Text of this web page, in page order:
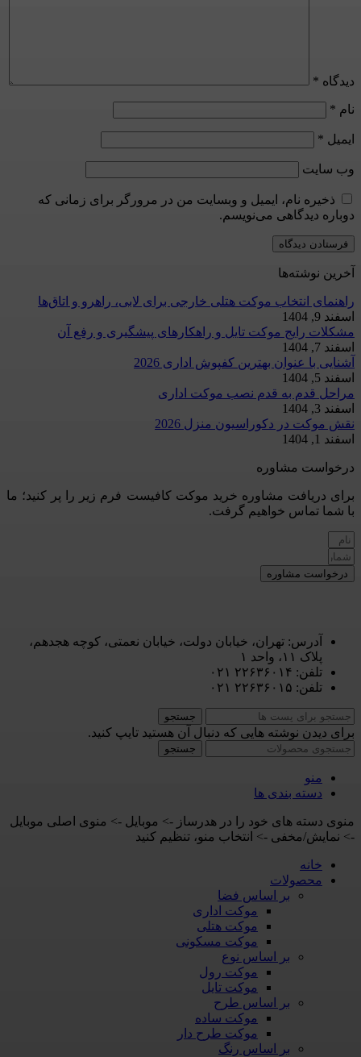
دیدگاه *
نام *
ایمیل *
وب‌ سایت
ذخیره نام، ایمیل و وبسایت من در مرورگر برای زمانی که
دوباره دیدگاهی می‌نویسم.
آخرین نوشته‌ها
راهنمای انتخاب موکت هتلی خارجی برای لابی، راهرو و اتاق‌ها
اسفند 9, 1404
مشکلات رایج موکت تایل و راهکارهای پیشگیری و رفع آن
اسفند 7, 1404
آشنایی با عنوان بهترین کفپوش اداری 2026
اسفند 5, 1404
مراحل قدم به قدم نصب موکت اداری
اسفند 3, 1404
نقش موکت در دکوراسیون منزل 2026
اسفند 1, 1404
درخواست مشاوره
برای دریافت مشاوره خرید موکت کافیست فرم زیر را پر کنید؛ ما
با شما تماس خواهیم گرفت.
درخواست مشاوره
آدرس: تهران، خیابان دولت، خیابان نعمتی، کوچه هجدهم،
پلاک ۱۱، واحد ۱
تلفن: ۲۲۶۳۶۰۱۴ ۰۲۱
تلفن: ۲۲۶۳۶۰۱۵ ۰۲۱
جستجو
برای دیدن نوشته هایی که دنبال آن هستید تایپ کنید.
جستجو
منو
دسته بندی ها
منوی دسته های خود را در هدرساز -> موبایل -> منوی اصلی موبایل
-> نمایش/مخفی -> انتخاب منو، تنظیم کنید
خانه
محصولات
بر اساس فضا
موکت اداری
موکت هتلی
موکت مسکونی
بر اساس نوع
موکت رول
موکت تایل
بر اساس طرح
موکت ساده
موکت طرح دار
بر اساس رنگ